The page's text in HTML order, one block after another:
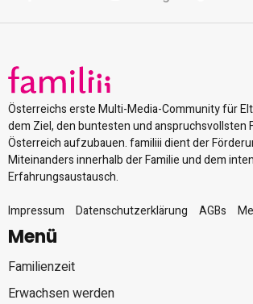
Österreichs erste Multi-Media-Community für
dem Ziel, den buntesten und anspruchsvollsten
Österreich aufzubauen. familiii dient der
Miteinanders innerhalb der Familie und dem
Erfahrungsaustausch.
Impressum
Datenschutzerklärung AGBs
Menü
Familienzeit
Erwachsen werden